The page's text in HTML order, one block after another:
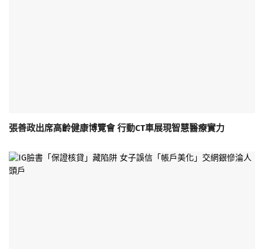
張善政出席高齡健康博覽會 行動CT車展現智慧醫療實力